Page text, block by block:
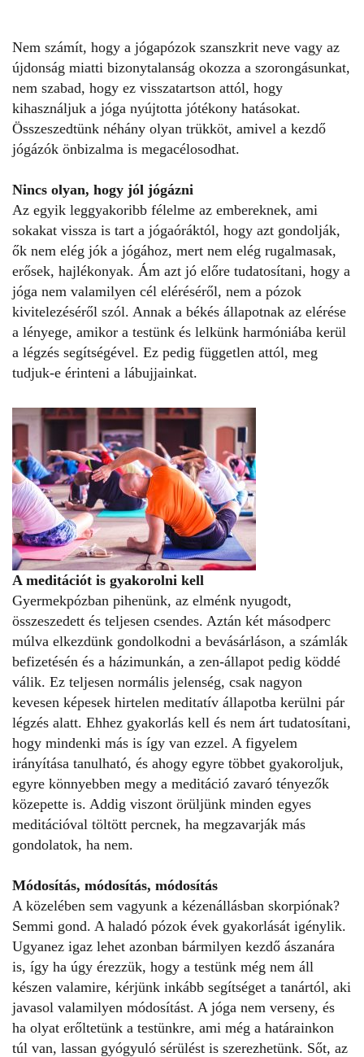
Nem számít, hogy a jógapózok szanszkrit neve vagy az
újdonság miatti bizonytalanság okozza a szorongásunkat,
nem szabad, hogy ez visszatartson attól, hogy
kihasználjuk a jóga nyújtotta jótékony hatásokat.
Összeszedtünk néhány olyan trükköt, amivel a kezdő
jógázók önbizalma is megacélosodhat.
Nincs olyan, hogy jól jógázni
Az egyik leggyakoribb félelme az embereknek, ami
sokakat vissza is tart a jógaóráktól, hogy azt gondolják,
ők nem elég jók a jógához, mert nem elég rugalmasak,
erősek, hajlékonyak. Ám azt jó előre tudatosítani, hogy a
jóga nem valamilyen cél eléréséről, nem a pózok
kivitelezéséről szól. Annak a békés állapotnak az elérése
a lényege, amikor a testünk és lelkünk harmóniába kerül
a légzés segítségével. Ez pedig független attól, meg
tudjuk-e érinteni a lábujjainkat.
A meditációt is gyakorolni kell
Gyermekpózban pihenünk, az elménk nyugodt,
összeszedett és teljesen csendes. Aztán két másodperc
múlva elkezdünk gondolkodni a bevásárláson, a számlák
befizetésén és a házimunkán, a zen-állapot pedig köddé
válik. Ez teljesen normális jelenség, csak nagyon
kevesen képesek hirtelen meditatív állapotba kerülni pár
légzés alatt. Ehhez gyakorlás kell és nem árt tudatosítani,
hogy mindenki más is így van ezzel. A figyelem
irányítása tanulható, és ahogy egyre többet gyakoroljuk,
egyre könnyebben megy a meditáció zavaró tényezők
közepette is. Addig viszont örüljünk minden egyes
meditációval töltött percnek, ha megzavarják más
gondolatok, ha nem.
Módosítás, módosítás, módosítás
A közelében sem vagyunk a kézenállásban skorpiónak?
Semmi gond. A haladó pózok évek gyakorlását igénylik.
Ugyanez igaz lehet azonban bármilyen kezdő ászanára
is, így ha úgy érezzük, hogy a testünk még nem áll
készen valamire, kérjünk inkább segítséget a tanártól, aki
javasol valamilyen módosítást. A jóga nem verseny, és
ha olyat erőltetünk a testünkre, ami még a határainkon
túl van, lassan gyógyuló sérülést is szerezhetünk. Sőt, az